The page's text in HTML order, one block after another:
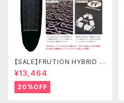
【SALE】FRUTION HYBRID C
ASE 9'6" LONG ハイブリッド
ケース
¥13,464
20%OFF